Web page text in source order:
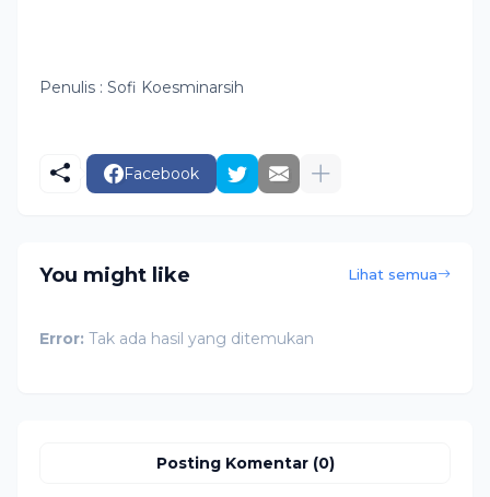
Penulis : Sofi Koesminarsih
Facebook
You might like Lihat semua
Error: Tak ada hasil yang ditemukan
Posting Komentar (0)